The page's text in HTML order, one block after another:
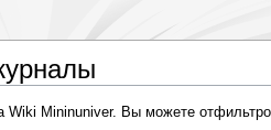
Mininuniver. Вы можете